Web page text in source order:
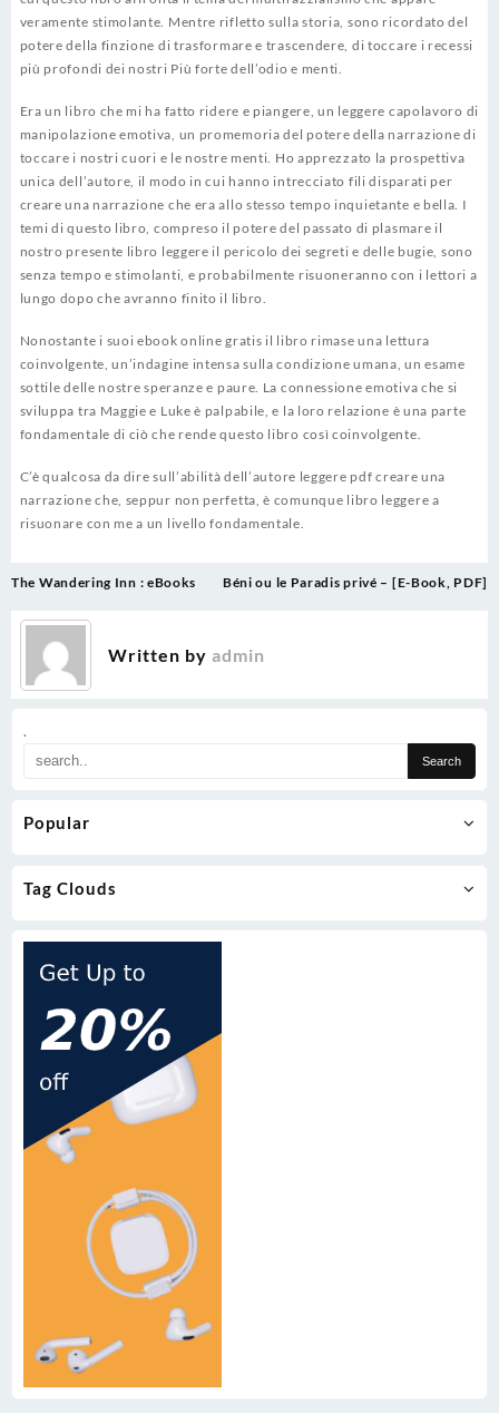
.
Popular
Tag Clouds
veramente stimolante. Mentre rifletto sulla storia, sono ricordato del
potere della finzione di trasformare e trascendere, di toccare i recessi
più profondi dei nostri Più forte dell’odio e menti.
Era un libro che mi ha fatto ridere e piangere, un leggere capolavoro di
manipolazione emotiva, un promemoria del potere della narrazione di
toccare i nostri cuori e le nostre menti. Ho apprezzato la prospettiva
unica dell’autore, il modo in cui hanno intrecciato fili disparati per
creare una narrazione che era allo stesso tempo inquietante e bella. I
temi di questo libro, compreso il potere del passato di plasmare il
nostro presente libro leggere il pericolo dei segreti e delle bugie, sono
senza tempo e stimolanti, e probabilmente risuoneranno con i lettori a
lungo dopo che avranno finito il libro.
Nonostante i suoi ebook online gratis il libro rimase una lettura
coinvolgente, un’indagine intensa sulla condizione umana, un esame
sottile delle nostre speranze e paure. La connessione emotiva che si
sviluppa tra Maggie e Luke è palpabile, e la loro relazione è una parte
fondamentale di ciò che rende questo libro così coinvolgente.
C’è qualcosa da dire sull’abilità dell’autore leggere pdf creare una
narrazione che, seppur non perfetta, è comunque libro leggere a
risuonare con me a un livello fondamentale.
Post
The Wandering Inn : eBooks Béni ou le Paradis privé – [E-Book, PDF]
Written by admin